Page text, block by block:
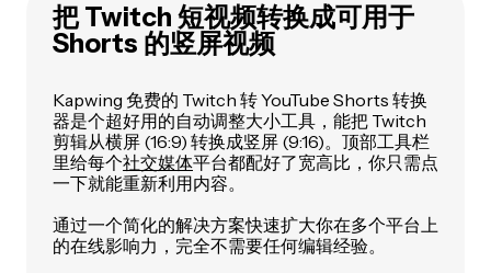
把 Twitch 短视频转换成可用于
Shorts 的竖屏视频
Kapwing 免费的 Twitch 转 YouTube Shorts 转换
器是个超好用的自动调整大小工具，能把 Twitch
剪辑从横屏 (16:9) 转换成竖屏 (9:16)。顶部工具栏
里给每个社交媒体平台都配好了宽高比，你只需点
一下就能重新利用内容。
通过一个简化的解决方案快速扩大你在多个平台上
的在线影响力，完全不需要任何编辑经验。